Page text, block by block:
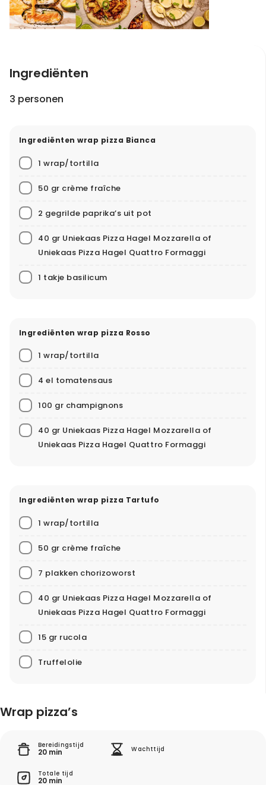
Ingrediënten
3 personen
Ingrediënten wrap pizza Bianca
1 wrap/tortilla
50 gr crème fraîche
2 gegrilde paprika’s uit pot
40 gr Uniekaas Pizza Hagel Mozzarella of
Uniekaas Pizza Hagel Quattro Formaggi
1 takje basilicum
Ingrediënten wrap pizza Rosso
1 wrap/tortilla
4 el tomatensaus
100 gr champignons
40 gr Uniekaas Pizza Hagel Mozzarella of
Uniekaas Pizza Hagel Quattro Formaggi
Ingrediënten wrap pizza Tartufo
1 wrap/tortilla
50 gr crème fraîche
7 plakken chorizoworst
40 gr Uniekaas Pizza Hagel Mozzarella of
Uniekaas Pizza Hagel Quattro Formaggi
15 gr rucola
Truffelolie
Wrap pizza’s
Bereidingstijd
20 min Wachttijd
Totale tijd
20 min